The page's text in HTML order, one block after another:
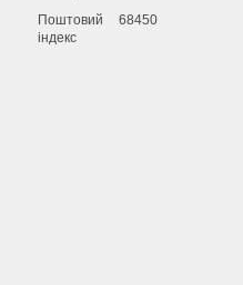
Поштовий
індекс
68450